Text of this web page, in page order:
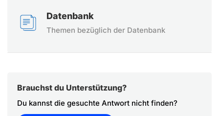
Datenbank
Themen bezüglich der Datenbank
Brauchst du Unterstützung?
Du kannst die gesuchte Antwort nicht finden?